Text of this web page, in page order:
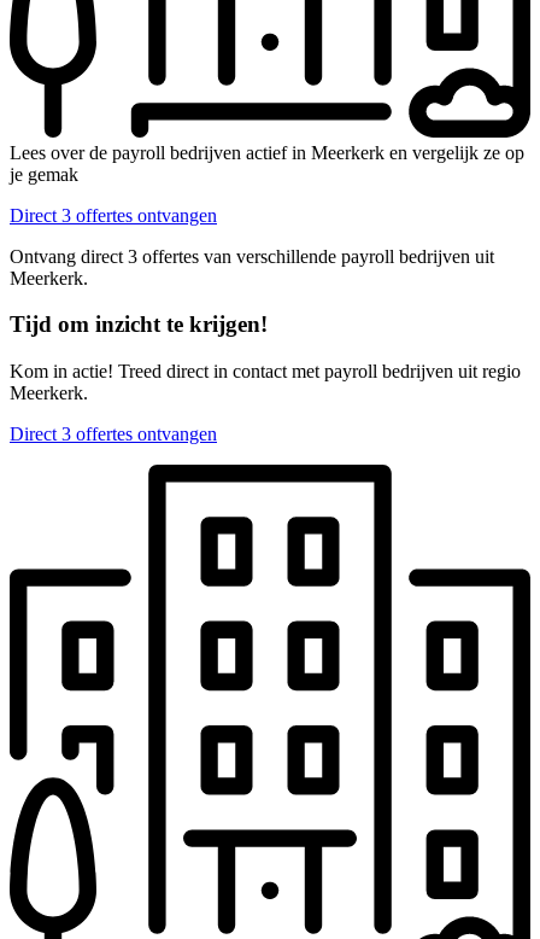
Lees over de payroll bedrijven actief in Meerkerk en vergelijk ze op
je gemak
Direct 3 offertes ontvangen
Ontvang direct 3 offertes van verschillende payroll bedrijven uit
Meerkerk.
Tijd om inzicht te krijgen!
Kom in actie! Treed direct in contact met payroll bedrijven uit regio
Meerkerk.
Direct 3 offertes ontvangen